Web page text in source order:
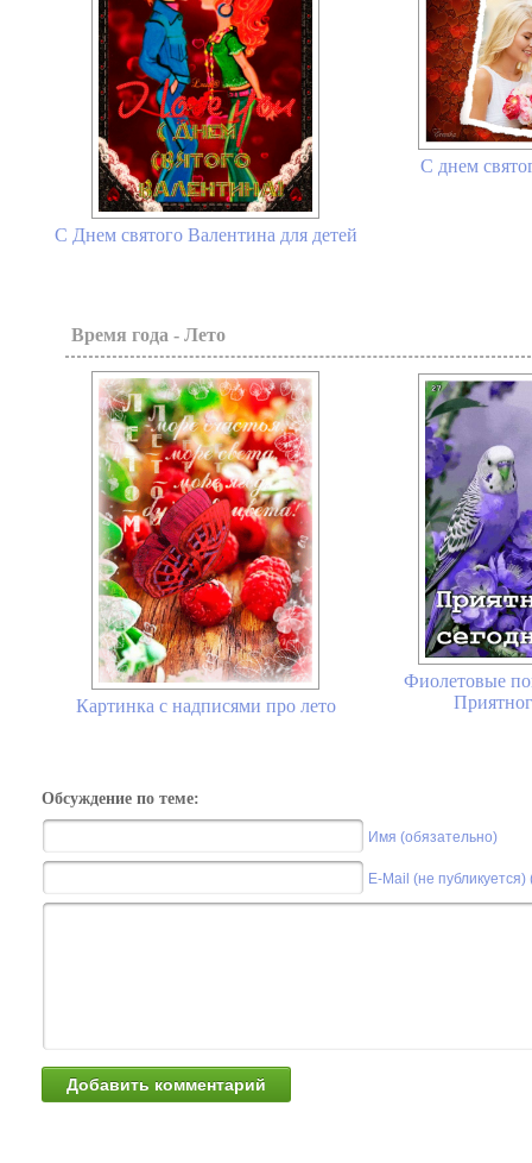
С Днем святого Валентина для детей
С днем
Время года - Лето
Картинка с надписями про лето
Фиолетовые
Обсуждение по теме:
Имя (обязательно)
E-Mail (не